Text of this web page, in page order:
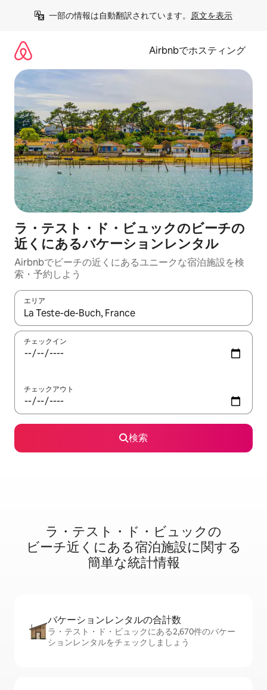
一部の情報は自動翻訳されています。 原文を表示
Airbnbでホスティング
ラ・テスト・ド・ビュックのビーチの
近くにあるバケーションレンタル
Airbnbでビーチの近くにあるユニークな宿泊施設を検
索・予約しよう
エリア
検索結果が表示されたら、上下の矢印キーを使って移動するか
チェックイン
チェックアウト
検索
ラ・テスト・ド・ビュックの
ビ⁠ー⁠チ⁠近⁠く⁠に⁠あ⁠る宿⁠泊⁠施⁠設⁠に関⁠す⁠る
簡⁠単⁠な統⁠計⁠情⁠報
バケーションレ⁠ン⁠タ⁠ル⁠の合⁠計⁠数
ラ・テスト・ド・ビュックにある2,670件のバケー
ションレンタルをチェックしましょう